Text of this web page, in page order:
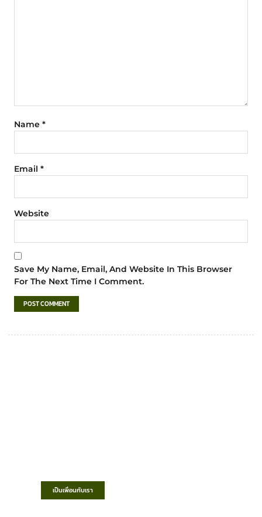
Name *
Email *
Website
Save My Name, Email, And Website In This Browser
For The Next Time I Comment.
เป็นเพื่อนกับเรา